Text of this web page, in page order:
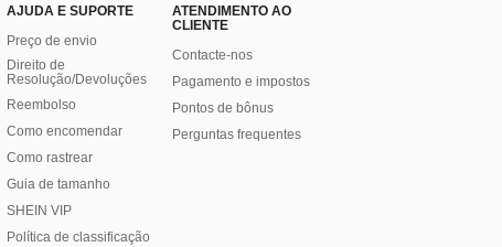
AJUDA E SUPORTE
Preço de envio
Direito de
Resolução/Devoluções
Reembolso
Como encomendar
Como rastrear
Guia de tamanho
SHEIN VIP
Política de classificação
ATENDIMENTO AO
CLIENTE
Contacte-nos
Pagamento e impostos
Pontos de bônus
Perguntas frequentes